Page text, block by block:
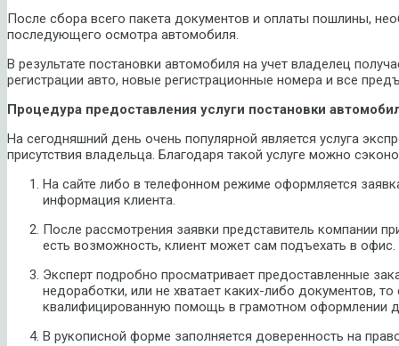
После сбора всего пакета документов и оплаты пошлины,
последующего осмотра автомобиля.
В результате постановки автомобиля на учет владелец
регистрации авто, новые регистрационные номера и все
Процедура предоставления услуги постановки
На сегодняшний день очень популярной является услуга
присутствия владельца. Благодаря такой услуге можно
На сайте либо в телефонном режиме оформляется
информация клиента.
После рассмотрения заявки представитель компании
есть возможность, клиент может сам подъехать в офис.
Эксперт подробно просматривает предоставленные
недоработки, или не хватает каких-либо документов,
квалифицированную помощь в грамотном оформлении
В рукописной форме заполняется доверенность на